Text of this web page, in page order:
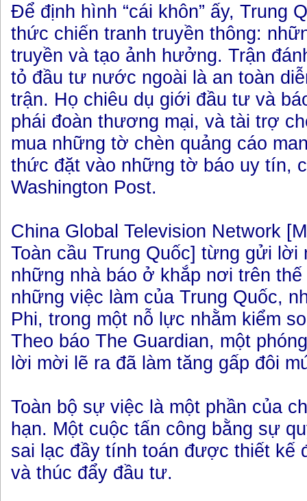
Để định hình “cái khôn” ấy, Trung
thức chiến tranh truyền thông:
truyền và tạo ảnh hưởng. Trận
tỏ đầu tư nước ngoài là an toàn
trận. Họ chiêu dụ giới đầu tư và
phái đoàn thương mại, và tài trợ
mua những tờ chèn quảng cáo
thức đặt vào những tờ báo uy tín,
Washington Post.
China Global Television Network
Toàn cầu Trung Quốc] từng gửi lời
những nhà báo ở khắp nơi trên
những việc làm của Trung Quốc,
Phi, trong một nỗ lực nhằm kiểm
Theo báo The Guardian, một
lời mời lẽ ra đã làm tăng gấp đôi
Toàn bộ sự việc là một phần của
hạn. Một cuộc tấn công bằng sự
sai lạc đầy tính toán được thiết kế
và thúc đẩy đầu tư.